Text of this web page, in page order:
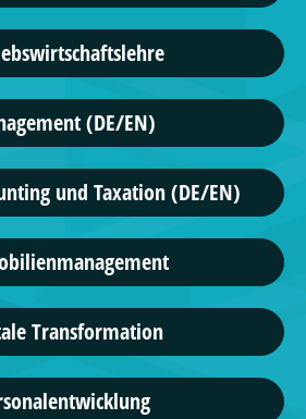
(DE/EN)
und Taxation (DE/EN)
Transformation